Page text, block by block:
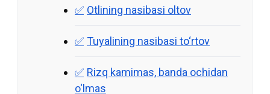
Otlining nasibasi oltov
Tuyalining nasibasi to‘rtov
Rizq kamimas, banda ochidan
o‘lmas